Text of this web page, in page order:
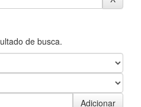
de busca.